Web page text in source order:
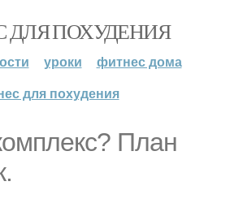
ДЛЯ ПОХУДЕНИЯ
уроки
фитнес дома
для похудения
План